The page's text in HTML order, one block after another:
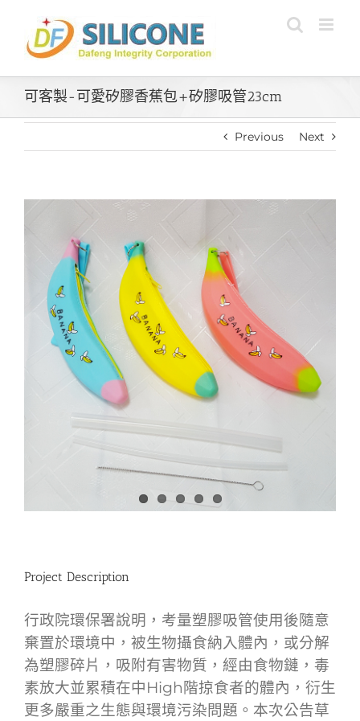
content
可客製-可愛矽膠香蕉包+矽膠吸管23cm
Previous Next
Project Description
行政院環保署說明，考量塑膠吸管使用後隨意
棄置於環境中，被生物攝食納入體內，或分解
為塑膠碎片，吸附有害物質，經由食物鏈，毒
素放大並累積在中High階掠食者的體內，衍生
更多嚴重之生態與環境污染問題。本次公告草